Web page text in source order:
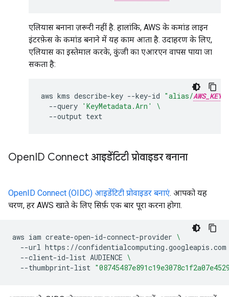
एलियास बनाना ज़रूरी नहीं है. हालांकि, AWS के कमांड लाइन
इंटरफ़ेस के कमांड बनाने में यह काम आता है. उदाहरण के लिए,
एलियास का इस्तेमाल करके, कुंजी का एआरएन वापस पाया जा
सकता है:
aws kms describe-key --key-id "alias/
--query 'KeyMetadata.Arn'
\
--output
OpenID Connect आइडेंटिटी प्रोवाइडर बनाना
OpenID Connect (OIDC) आइडेंटिटी प्रोवाइडर बनाएं. आपको यह
चरण, हर AWS खाते के लिए सिर्फ़ एक बार पूरा करना होगा.
aws iam create-open-id-connect-provider \
--url https://confidentialcomputing.googleapis.com
--client-id-list AUDIENCE \
--thumbprint-list